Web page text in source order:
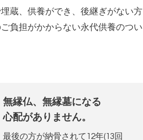
蔵、供養ができ、後継ぎがない方
負担がかからない永代供養のつい
無縁仏、無縁墓になる
心配がありません。
最後の方が納骨されて12年(13回